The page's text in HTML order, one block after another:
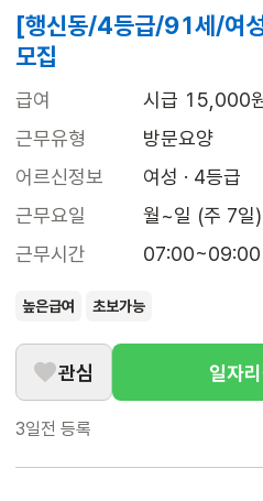
[행신동/4등급/91세/여
모집
급여
시급 15,000
근무유형
방문요양
어르신정보
여성 · 4등급
근무요일
월~일 (주 7일)
근무시간
07:00~09:00
높은급여 초보가능
관심 일자
3일전 등록